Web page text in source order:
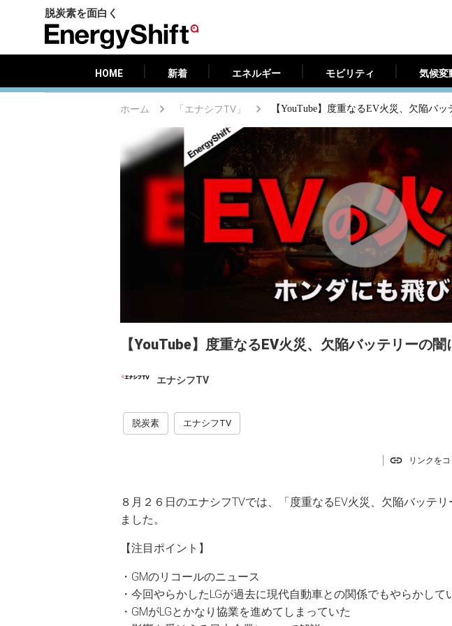
脱炭素を面白く
ジ
ー
フ
ト）
HOME 新着 エネルギー モビリティ 気候変
HOME
ホーム 「エナシフTV」 【YouTube】度重なるEV火災、欠陥バ
【YouTube】度重なるEV火災、欠陥バッテリーの闇
エナシフTV
脱炭素 エナシフTV
リンクを
８月２６日のエナシフTVでは、「度重なるEV火災、欠陥バッテ
ました。
【注目ポイント】
・GMのリコールのニュース
・今回やらかしたLGが過去に現代自動車との関係でもやらかして
・GMがLGとかなり協業を進めてしまっていた